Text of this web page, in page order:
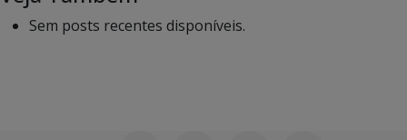
Sem posts recentes disponíveis.